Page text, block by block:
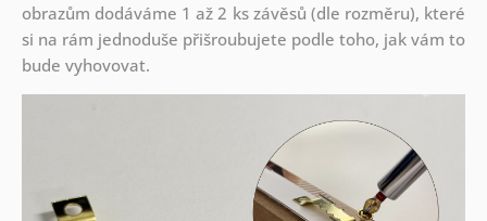
obrazům dodáváme 1 až 2 ks závěsů (dle rozměru), které
si na rám jednoduše přišroubujete podle toho, jak vám to
bude vyhovovat.